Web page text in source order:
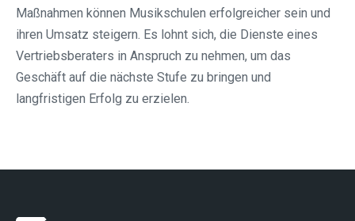
Maßnahmen können Musikschulen erfolgreicher sein und
ihren Umsatz steigern. Es lohnt sich, die Dienste eines
Vertriebsberaters in Anspruch zu nehmen, um das
Geschäft auf die nächste Stufe zu bringen und
langfristigen Erfolg zu erzielen.